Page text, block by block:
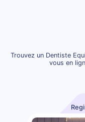
Trouvez un Dentiste
vous en